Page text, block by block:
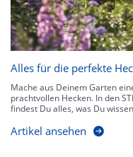
Alles für die perfekte
Mache aus Deinem Garten
prachtvollen Hecken. In den
findest Du alles, was Du
Artikel ansehen